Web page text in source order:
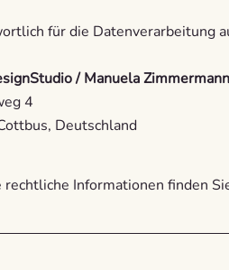
für die Datenverarbeitung
/ Manuela Zimmermann
4
Deutschland
Informationen finden